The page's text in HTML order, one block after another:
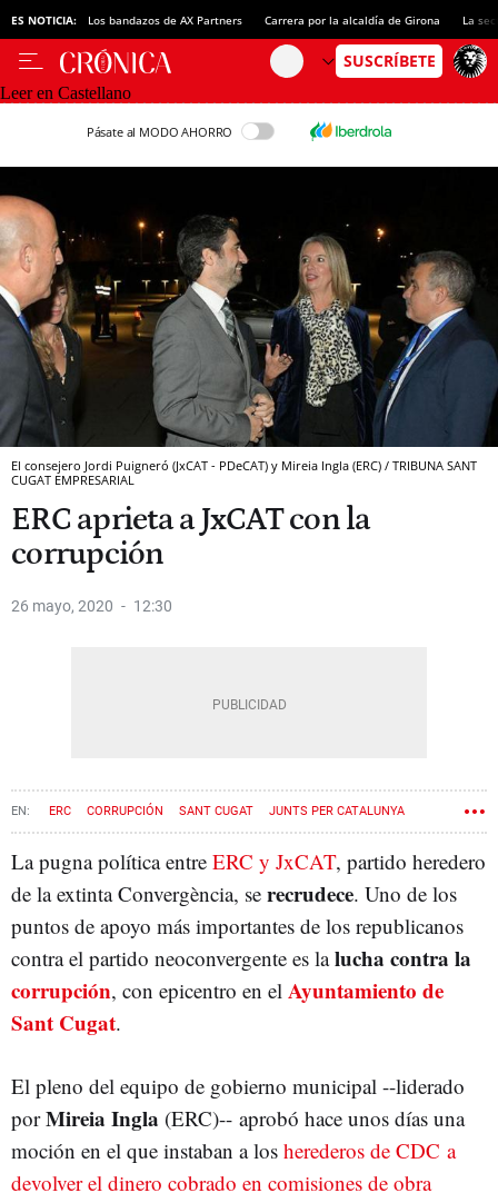
ES NOTICIA: Los bandazos de AX Partners Carrera por la alcaldía de Girona La
Leer en Castellano
Pásate al MODO AHORRO
El consejero Jordi Puigneró (JxCAT - PDeCAT) y Mireia Ingla (ERC) / TRIBUNA SANT
CUGAT EMPRESARIAL
ERC aprieta a JxCAT con la
corrupción
26 mayo, 2020 12:30
ERC CORRUPCIÓN SANT CUGAT JUNTS PER CATALUNYA
La pugna política entre ERC y JxCAT, partido heredero
de la extinta Convergència, se recrudece. Uno de los
puntos de apoyo más importantes de los republicanos
contra el partido neoconvergente es lalucha contra la
corrupción, con epicentro en el Ayuntamiento de
Sant Cugat.
El pleno del equipo de gobierno municipal --liderado
porMireia Ingla (ERC)-- aprobó hace unos días una
moción en el que instaban a los herederos de CDC a
devolver el dinero cobrado en comisiones de obra